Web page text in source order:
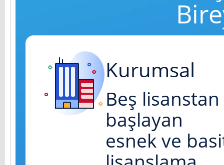
Kurumsal
Beş lisanstan
başlayan
esnek ve